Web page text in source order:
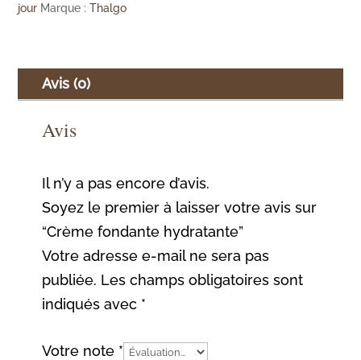
jour Marque :Thalgo
Avis (0)
Avis
Il n’y a pas encore d’avis.
Soyez le premier à laisser votre avis sur
“Crème fondante hydratante”
Votre adresse e-mail ne sera pas
publiée. Les champs obligatoires sont
indiqués avec *
Votre note *